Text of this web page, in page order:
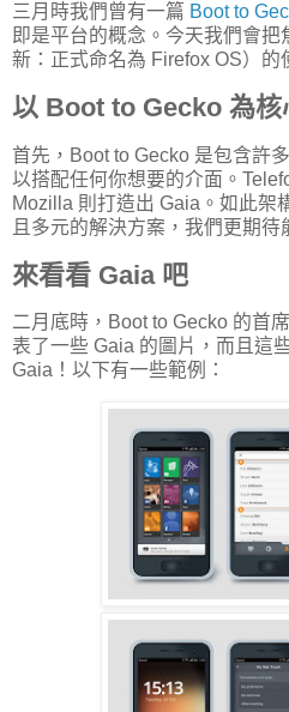
三月時我們曾有一篇 Boot to
即是平台的概念。今天我們會把
新：正式命名為 Firefox OS）的
以 Boot to Gecko 為核
首先，Boot to Gecko 是包含許
以搭配任何你想要的介面。
Mozilla 則打造出 Gaia。如此架
且多元的解決方案，我們更期待
來看看 Gaia 吧
二月底時，Boot to Gecko 的首
表了一些 Gaia 的圖片，而且這
Gaia！以下有一些範例：